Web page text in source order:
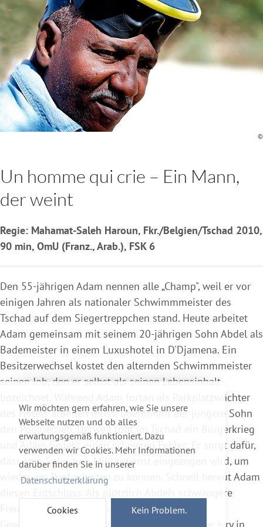
Wir möchten gern erfahren, wie Sie unsere
Webseite nutzen und ob alles
erwartungsgemäß funktioniert. Dazu
verwenden wir Cookies. Mehr Informationen
darüber finden Sie in unserer
Datenschutzerklärung
Cookies
Kein Problem.
©
Un homme qui crie – Ein Mann,
der weint
Regie: Mahamat-Saleh Haroun, Fkr./Belgien/Tschad 2010,
90 min, OmU (Franz., Arab.), FSK 6
Den 55-jährigen Adam nennen alle „Champ", weil er vor
einigen Jahren als nationaler Schwimmmeister des
Tschad auf dem Siegertreppchen stand. Heute arbeitet
Adam gemeinsam mit seinem 20-jährigen Sohn Abdel als
Bademeister in einem Luxushotel in D'Djamena. Ein
Besitzerwechsel kostet den alternden Schwimmmeister
seinen Job, den er selbst als seinen Lebensinhalt
bezeichnet. Während Adam fortan als Parkplatzwächter
des Hotels arbeiten muss, übernimmt der jüngere Sohn
den Poolbetrieb. Derweil tobt im Tschad ein Bürgerkrieg
und Adam begeht einen schweren Fehler: Er sorgt dafür,
dass sein Sohn zum Militärdienst eingezogen wird, um
wieder am Pool arbeiten zu können. Schnell bereut Adam
diesen Entschluss. Als plötzlich Abdels schwangere
Freundin Djeneba auftaucht, werden seine